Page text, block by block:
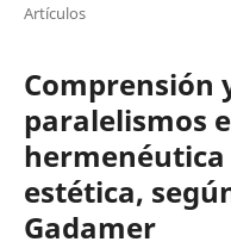
Artículos
Comprensión
paralelismos
estética,
Gadamer